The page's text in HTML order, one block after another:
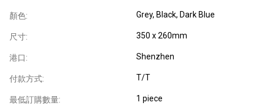
顏色: Grey, Black, Dark Blue
尺寸: 350 x 260mm
港口: Shenzhen
付款方式: T/T
最低訂購數量: 1 piece